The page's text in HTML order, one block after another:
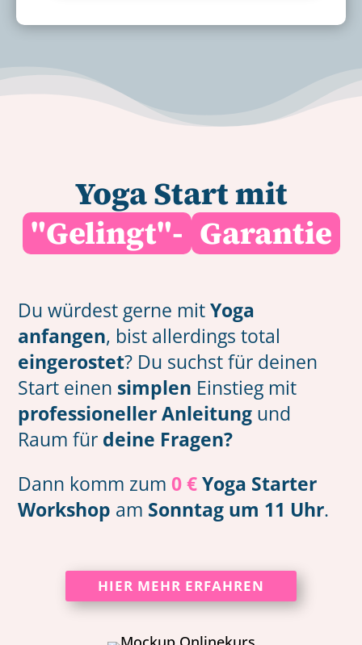
Yoga Start mit
"Gelingt"- Garantie
Du würdest gerne mitYoga
anfangen, bist allerdings total
eingerostet? Du suchst für deinen
Start einen simplen Einstieg mit
professioneller Anleitung und
Raum für deine Fragen?
Dann komm zum 0 €Yoga Starter
Workshop am Sonntag um 11 Uhr.
HIER MEHR ERFAHREN